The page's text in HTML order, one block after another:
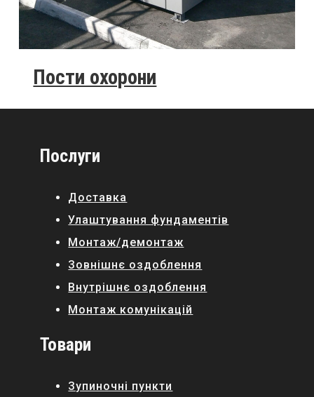
Пости охорони
Послуги
Доставка
Улаштування фундаментів
Монтаж/демонтаж
Зовнішнє оздоблення
Внутрішнє оздоблення
Монтаж комунікацій
Товари
Зупиночні пункти